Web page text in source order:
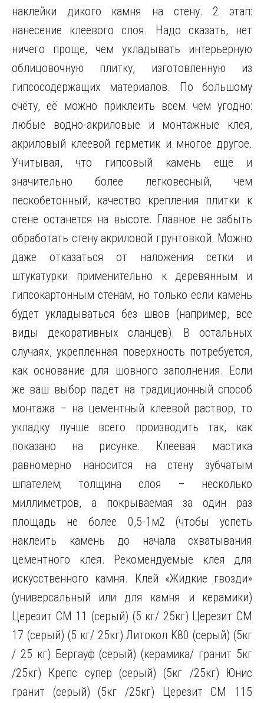
наклейки дикого камня на стену. 2 этап:
нанесение клеевого слоя. Надо сказать, нет
ничего проще, чем укладывать интерьерную
облицовочную плитку, изготовленную из
гипсосодержащих материалов. По большому
счёту, её можно приклеить всем чем угодно:
любые водно-акриловые и монтажные клея,
акриловый клеевой герметик и многое другое.
Учитывая, что гипсовый камень ещё и
значительно более легковесный, чем
пескобетонный, качество крепления плитки к
стене останется на высоте. Главное не забыть
обработать стену акриловой грунтовкой. Можно
даже отказаться от наложения сетки и
штукатурки применительно к деревянным и
гипсокартонным стенам, но только если камень
будет укладываться без швов (например, все
виды декоративных сланцев). В остальных
случаях, укреплённая поверхность потребуется,
как основание для шовного заполнения. Если
же ваш выбор падёт на традиционный способ
монтажа – на цементный клеевой раствор, то
укладку лучше всего производить так, как
показано на рисунке. Клеевая мастика
равномерно наносится на стену зубчатым
шпателем; толщина слоя – несколько
миллиметров, а покрываемая за один раз
площадь не более 0,5-1м2 (чтобы успеть
наклеить камень до начала схватывания
цементного клея. Рекомендуемые клея для
искусственного камня. Клей «Жидкие гвозди»
(универсальный или для камня и керамики)
Церезит CM 11 (серый) (5 кг/ 25кг) Церезит CM
17 (серый) (5 кг/ 25кг) Литокол K80 (серый) (5кг
/ 25 кг) Бергауф (серый) (керамика/ гранит 5кг
/25кг) Крепс супер (серый) (5кг /25кг) Юнис
гранит (серый) (5кг /25кг) Церезит СМ 115